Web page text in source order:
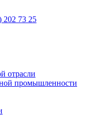
202 73 25
отрасли
промышленности